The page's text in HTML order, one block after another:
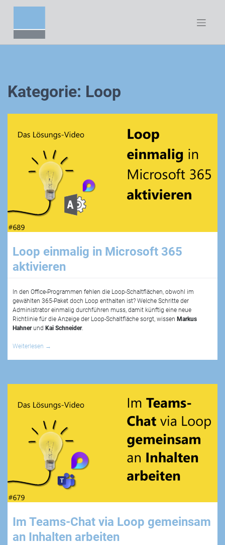
Kategorie: Loop
Loop einmalig in Microsoft 365
aktivieren
In den Office-Programmen fehlen die Loop-Schaltflächen, obwohl im
gewählten 365-Paket doch Loop enthalten ist? Welche Schritte der
Administrator einmalig durchführen muss, damit künftig eine neue
Richtlinie für die Anzeige der Loop-Schaltfläche sorgt, wissen Markus
Hahnerund Kai Schneider.
Weiterlesen →
Im Teams-Chat via Loop gemeinsam
an Inhalten arbeiten